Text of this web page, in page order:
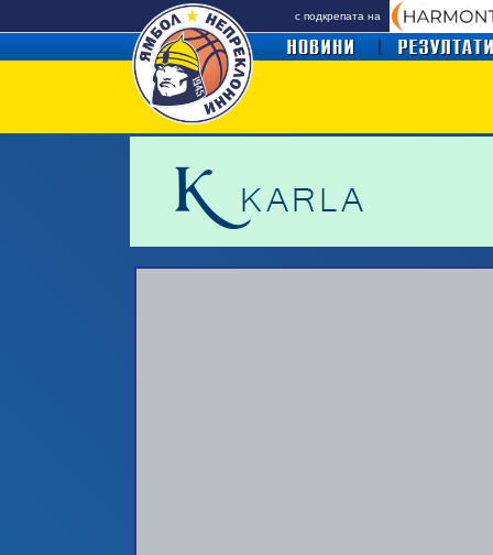
с подкрепата на